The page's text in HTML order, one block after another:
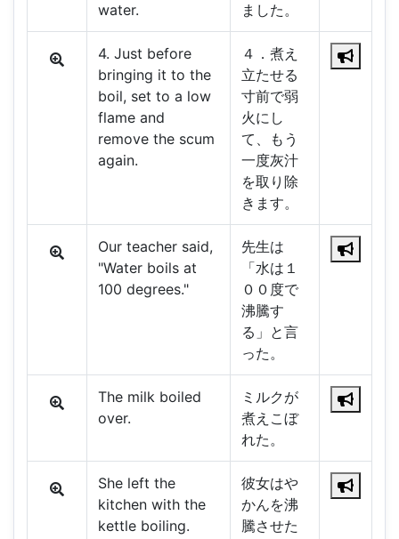
water.
ました。
4. Just before
bringing it to the
boil, set to a low
flame and
remove the scum
again.
４．煮え
立たせる
寸前で弱
火にし
て、もう
一度灰汁
を取り除
きます。
Our teacher said,
"Water boils at
100 degrees."
先生は
「水は１
００度で
沸騰す
る」と言
った。
The milk boiled
over.
ミルクが
煮えこぼ
れた。
She left the
kitchen with the
kettle boiling.
彼女はや
かんを沸
騰させた